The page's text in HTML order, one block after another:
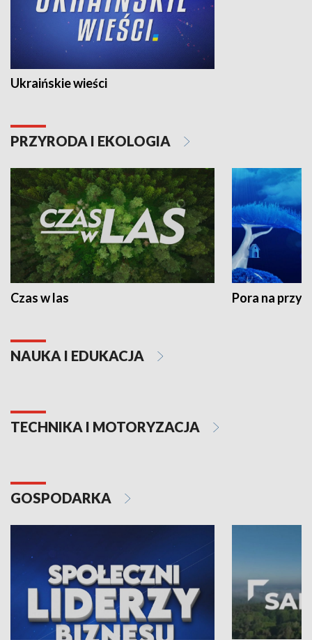
Ukraińskie wieści
PRZYRODA I EKOLOGIA
Czas w las Pora na
NAUKA I EDUKACJA
TECHNIKA I MOTORYZACJA
GOSPODARKA